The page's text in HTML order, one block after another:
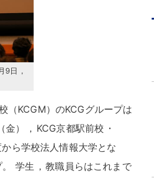
9日 ，
（KCGM）のKCGグループは
） ， KCG京都駅前校 ・
ら学校法人情報大学とな
。 学生 ， 教職員らはこれまで